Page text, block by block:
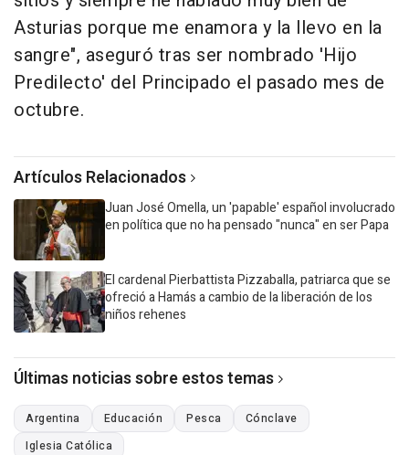
Asturias porque me enamora y la llevo en la
sangre", aseguró tras ser nombrado 'Hijo
Predilecto' del Principado el pasado mes de
octubre.
Artículos Relacionados
Juan José Omella, un 'papable' español involucrado
en política que no ha pensado "nunca" en ser Papa
El cardenal Pierbattista Pizzaballa, patriarca que se
ofreció a Hamás a cambio de la liberación de los
niños rehenes
Últimas noticias sobre estos temas
Argentina Educación Pesca
Cónclave
Iglesia Católica